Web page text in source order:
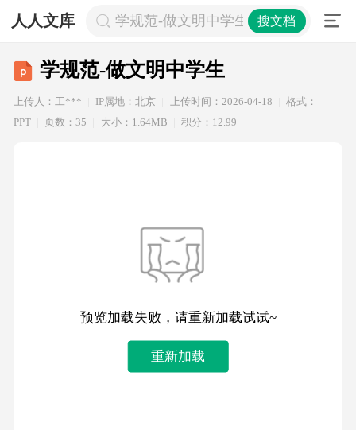
人人文库 学规范-做文明中学生 搜文档
学规范-做文明中学生
上传人：工*** IP属地：北京 上传时间：2026-04-18
格式：
PPT
页数：35 大小：1.64MB 积分：12.99
预览加载失败，请重新加载试试~
重新加载